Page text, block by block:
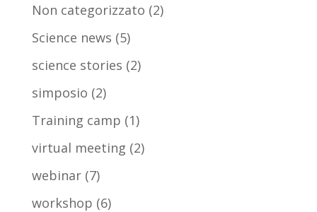
Non categorizzato (2)
Science news (5)
science stories (2)
simposio (2)
Training camp (1)
virtual meeting (2)
webinar(7)
workshop (6)